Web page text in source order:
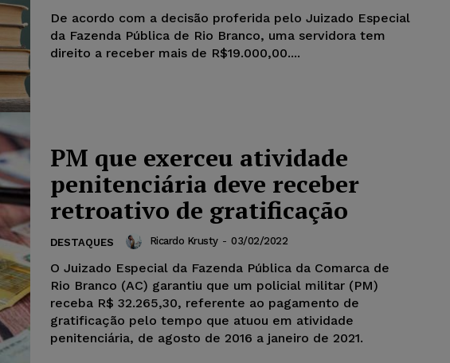
De acordo com a decisão proferida pelo Juizado Especial
da Fazenda Pública de Rio Branco, uma servidora tem
direito a receber mais de R$19.000,00....
PM que exerceu atividade
penitenciária deve receber
retroativo de gratificação
DESTAQUES Ricardo Krusty - 03/02/2022
O Juizado Especial da Fazenda Pública da Comarca de
Rio Branco (AC) garantiu que um policial militar (PM)
receba R$ 32.265,30, referente ao pagamento de
gratificação pelo tempo que atuou em atividade
penitenciária, de agosto de 2016 a janeiro de 2021.